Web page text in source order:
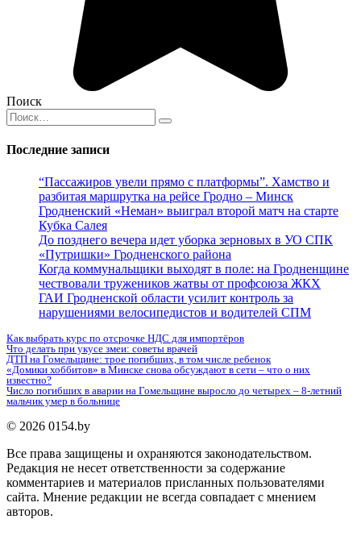
Поиск
Search
for:
Последние записи
“Пассажиров увели прямо с платформы”. Хамство и
разбитая маршрутка на рейсе Гродно – Минск
Гродненский «Неман» выиграл второй матч на старте
Кубка Салея
До позднего вечера идет уборка зерновых в УО СПК
«Путришки» Гродненского района
Когда коммунальщики выходят в поле: на Гродненщине
чествовали тружеников жатвы от профсоюза ЖКХ
ГАИ Гродненской области усилит контроль за
нарушениями велосипедистов и водителей СПМ
Как выбрать курс по отсрочке НДС для импортёров
Что делать при укусе змеи: советы врачей
ДТП на Гомельщине: трое погибших, в том числе ребенок
«Домики хоббитов» в Минске снова обсуждают в сети – что о них
известно?
Число погибших в аварии на Гомельщине выросло до четырех – 8-летний
мальчик умер в больнице
© 2026 0154.by
Все права защищены и охраняются законодательством.
Редакция не несет ответственности за содержание
комментариев и материалов присланных пользователями
сайта. Мнение редакции не всегда совпадает с мнением
авторов.